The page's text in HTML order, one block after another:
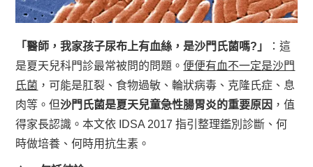
「醫師，我家孩子尿布上有血絲，是沙門氏菌嗎?」
：這
是夏天兒科門診最常被問的問題。便便有血不一定是沙門
氏菌 ，可能是肛裂、食物過敏、輪狀病毒、克隆氏症、息
肉等。但沙門氏菌是夏天兒童急性腸胃炎的重要原因 ，值
得家長認識。本文依 IDSA 2017 指引整理鑑別診斷、何
時做培養、何時用抗生素。